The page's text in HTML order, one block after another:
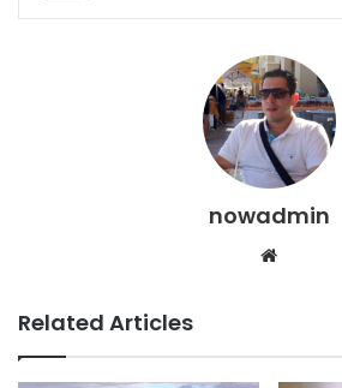
nowadmin
Website
Related Articles